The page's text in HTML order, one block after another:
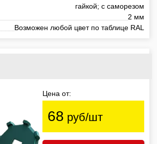
гайкой; с саморезом
2 мм
Возможен любой цвет по таблице RAL
Цена от:
68 руб/шт